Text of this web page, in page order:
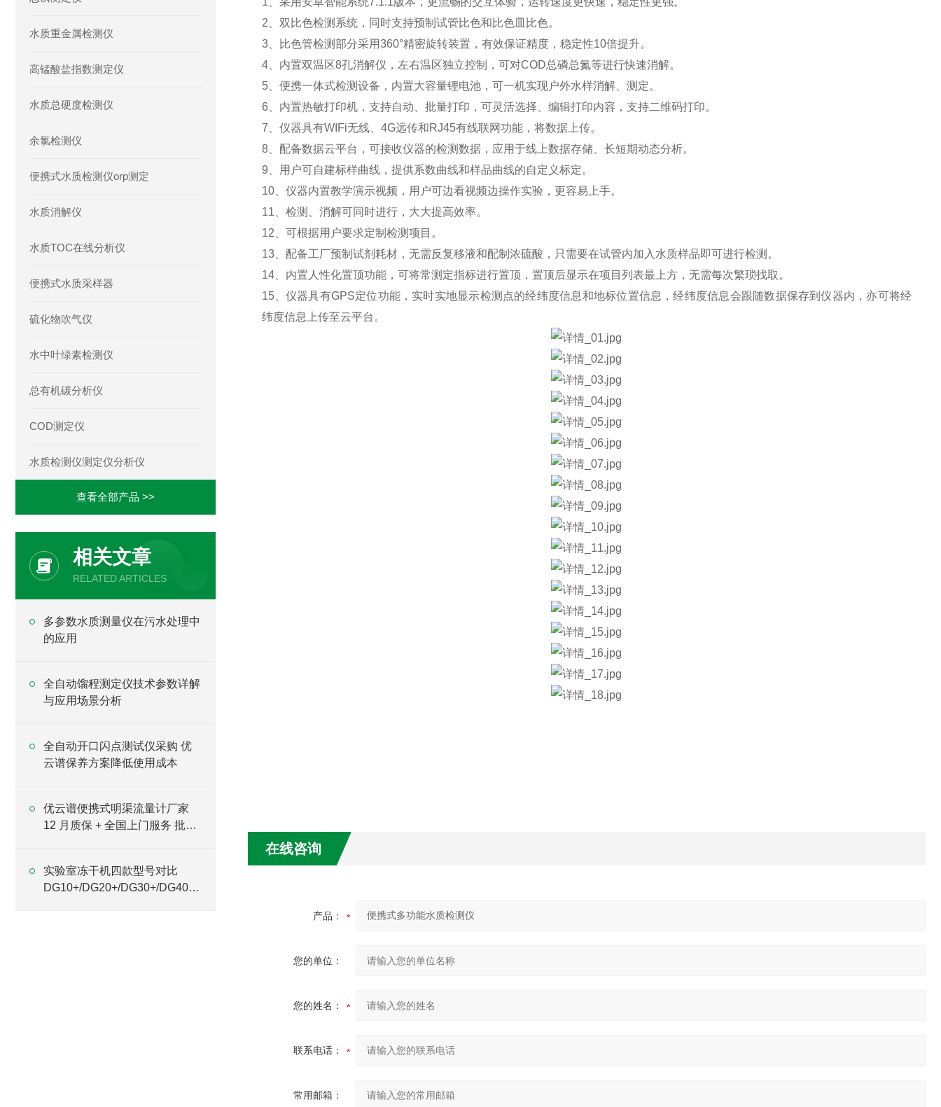
2、双比色检测系统，同时支持预制试管比色和比色皿比色。
3、比色管检测部分采用360°精密旋转装置，有效保证精度，稳定性10倍提升。
4、内置双温区8孔消解仪，左右温区独立控制，可对COD总磷总氮等进行快速消解。
5、便携一体式检测设备，内置大容量锂电池，可一机实现户外水样消解、测定。
6、内置热敏打印机，支持自动、批量打印，可灵活选择、编辑打印内容，支持二维码打印。
7、仪器具有WIFi无线、4G远传和RJ45有线联网功能，将数据上传。
8、配备数据云平台，可接收仪器的检测数据，应用于线上数据存储、长短期动态分析。
9、用户可自建标样曲线，提供系数曲线和样品曲线的自定义标定。
10、仪器内置教学演示视频，用户可边看视频边操作实验，更容易上手。
11、检测、消解可同时进行，大大提高效率。
12、可根据用户要求定制检测项目。
13、配备工厂预制试剂耗材，无需反复移液和配制浓硫酸，只需要在试管内加入水质样品即可进行检测。
14、内置人性化置顶功能，可将常测定指标进行置顶，置顶后显示在项目列表最上方，无需每次繁琐找取。
15、仪器具有GPS定位功能，实时实地显示检测点的经纬度信息和地标位置信息，经纬度信息会跟随数据保存到仪器内，亦可将经
纬度信息上传至云平台。
在线咨询
产品：
您的单位：
您的姓名：
联系电话：
常用邮箱：
水质重金属检测仪
高锰酸盐指数测定仪
水质总硬度检测仪
余氯检测仪
便携式水质检测仪orp测定
水质消解仪
水质TOC在线分析仪
便携式水质采样器
硫化物吹气仪
水中叶绿素检测仪
总有机碳分析仪
COD测定仪
水质检测仪测定仪分析仪
查看全部产品 >>
相关文章
RELATED ARTICLES
多参数水质测量仪在污水处理中
的应用
全自动馏程测定仪技术参数详解
与应用场景分析
全自动开口闪点测试仪采购 优
云谱保养方案降低使用成本
优云谱便携式明渠流量计厂家
12 月质保 + 全国上门服务 批量
实验室冻干机四款型号对比
DG10+/DG20+/DG30+/DG40 +